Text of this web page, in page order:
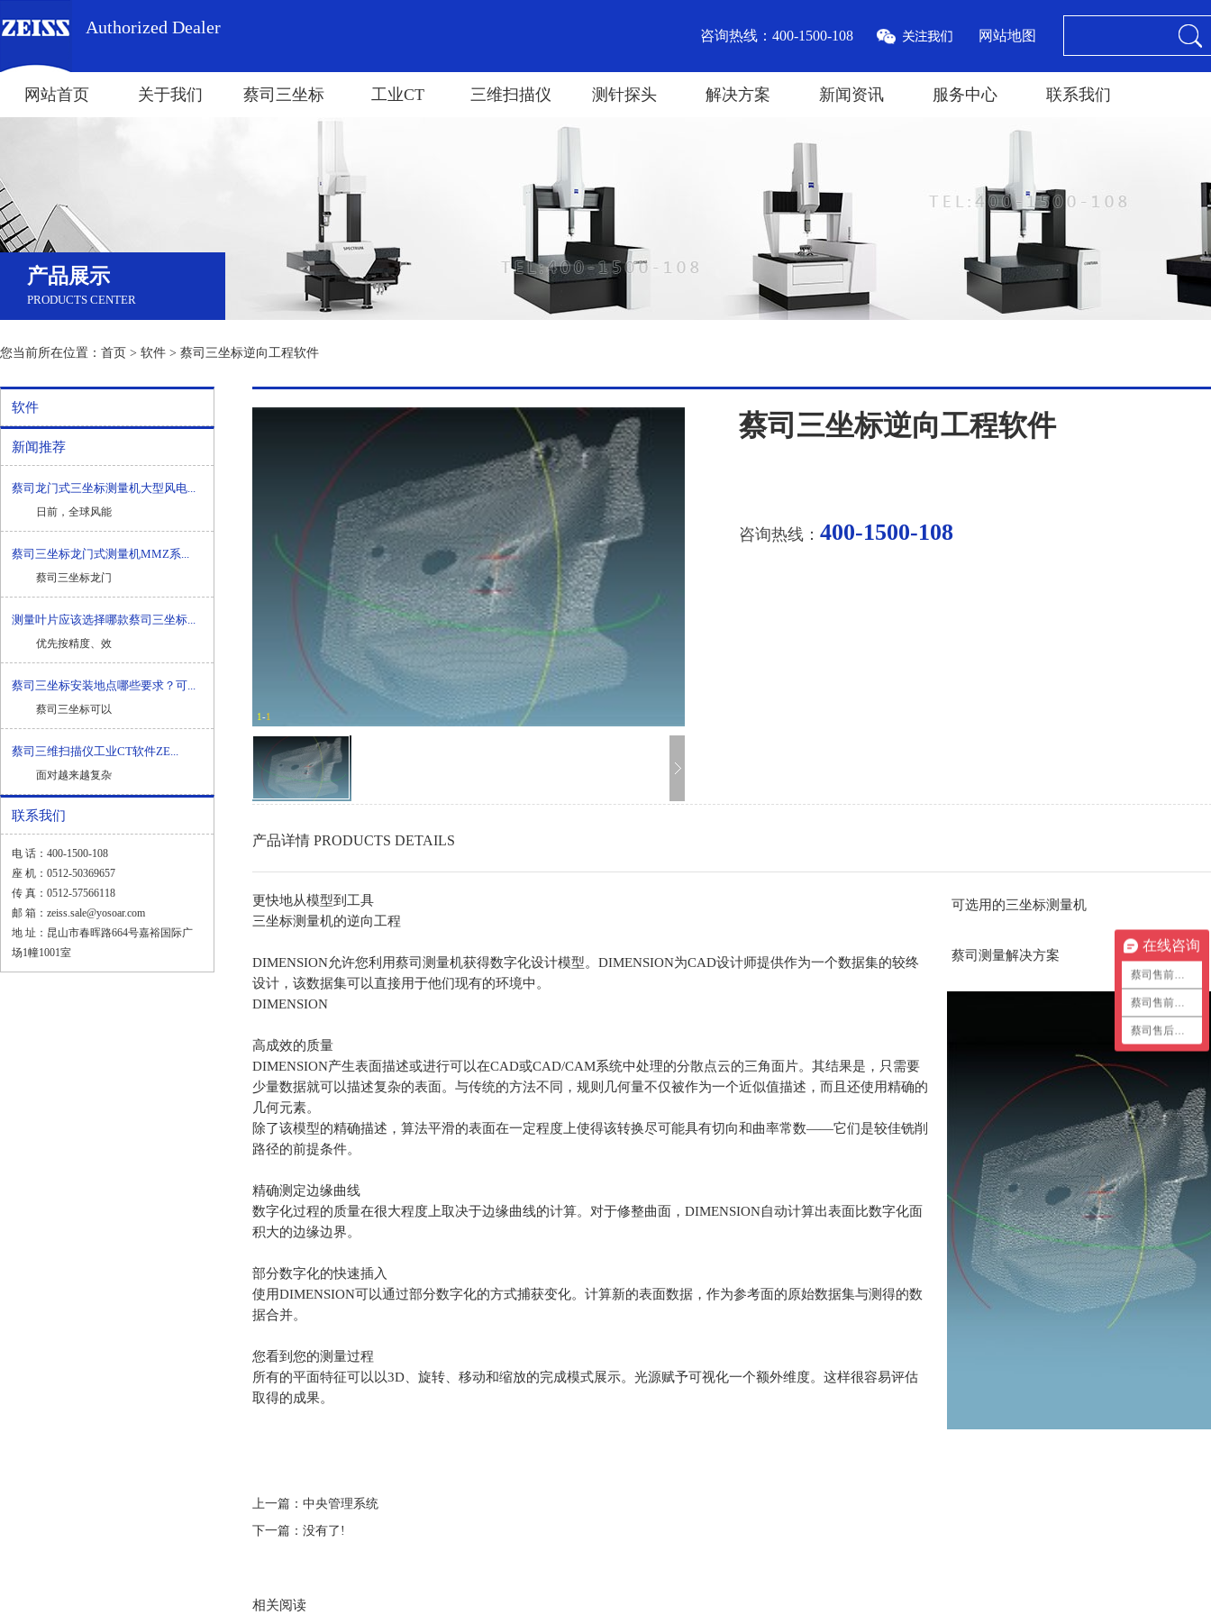
Authorized Dealer 网站地图
咨询热线：400-1500-108
网站首页 关于我们 蔡司三坐标 工业CT 三维扫描仪 测针探头 解决方案 新闻资讯 服务中心 联系我们
产品展示
PRODUCTS CENTER
您当前所在位置： 首页 > 软件 > 蔡司三坐标逆向工程软件
软件
新闻推荐
蔡司龙门式三坐标测量机大型风电...
日前，全球风能
蔡司三坐标龙门式测量机MMZ系...
蔡司三坐标龙门
测量叶片应该选择哪款蔡司三坐标...
优先按精度、效
蔡司三坐标安装地点哪些要求？可...
蔡司三坐标可以
蔡司三维扫描仪工业CT软件ZE...
面对越来越复杂
联系我们
电 话：400-1500-108
座 机：0512-50369657
传 真：0512-57566118
邮 箱：zeiss.sale@yosoar.com
地 址：昆山市春晖路664号嘉裕国际广
场1幢1001室
1-1
蔡司三坐标逆向工程软件
咨询热线： 400-1500-108
产品详情 PRODUCTS DETAILS
更快地从模型到工具
三坐标测量机的逆向工程
DIMENSION允许您利用蔡司测量机获得数字化设计模型。DIMENSION为CAD设计师提供作为一个数据集的较终
设计，该数据集可以直接用于他们现有的环境中。
DIMENSION
高成效的质量
DIMENSION产生表面描述或进行可以在CAD或CAD/CAM系统中处理的分散点云的三角面片。其结果是，只需要
少量数据就可以描述复杂的表面。与传统的方法不同，规则几何量不仅被作为一个近似值描述，而且还使用精确的
几何元素。
除了该模型的精确描述，算法平滑的表面在一定程度上使得该转换尽可能具有切向和曲率常数——它们是较佳铣削
路径的前提条件。
精确测定边缘曲线
数字化过程的质量在很大程度上取决于边缘曲线的计算。对于修整曲面，DIMENSION自动计算出表面比数字化面
积大的边缘边界。
部分数字化的快速插入
使用DIMENSION可以通过部分数字化的方式捕获变化。计算新的表面数据，作为参考面的原始数据集与测得的数
据合并。
您看到您的测量过程
所有的平面特征可以以3D、旋转、移动和缩放的完成模式展示。光源赋予可视化一个额外维度。这样很容易评估
取得的成果。
可选用的三坐标测量机
蔡司测量解决方案
上一篇： 中央管理系统
下一篇：没有了!
相关阅读
在线咨询
蔡司售前咨询1
蔡司售前咨询2
蔡司售后咨询